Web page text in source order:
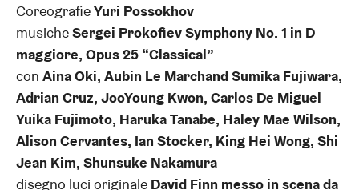
CoreografieYuri Possokhov
musicheSergei Prokofiev Symphony No. 1 in D
maggiore, Opus 25 “Classical”
con Aina Oki, Aubin Le Marchand Sumika Fujiwara,
Adrian Cruz, JooYoung Kwon, Carlos De Miguel
Yuika Fujimoto, Haruka Tanabe, Haley Mae Wilson,
Alison Cervantes, Ian Stocker, King Hei Wong, Shi
Jean Kim, Shunsuke Nakamura
disegno luci originale David Finn messo in scena da